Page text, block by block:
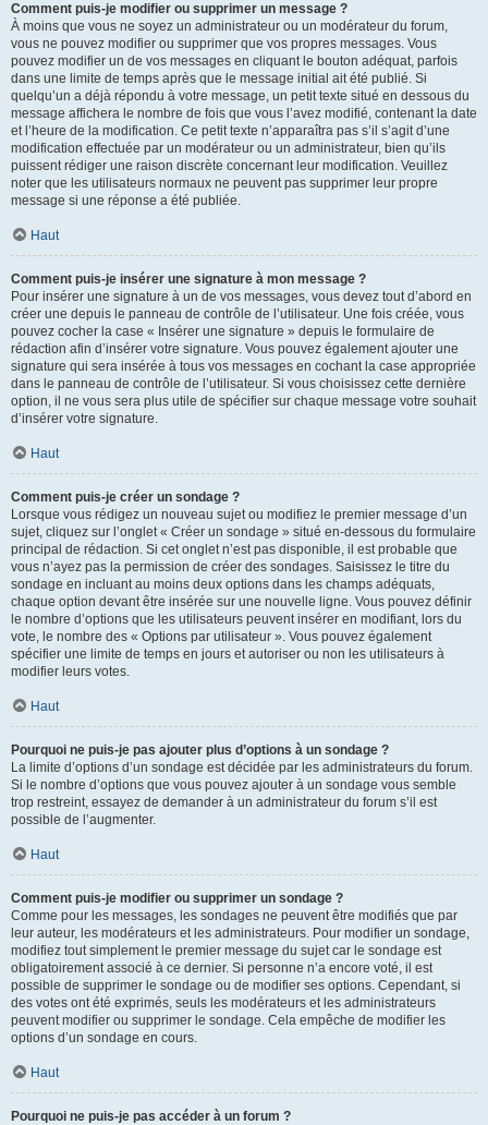
Comment puis-je modifier ou supprimer un message ?
À moins que vous ne soyez un administrateur ou un modérateur du forum,
vous ne pouvez modifier ou supprimer que vos propres messages. Vous
pouvez modifier un de vos messages en cliquant le bouton adéquat, parfois
dans une limite de temps après que le message initial ait été publié. Si
quelqu’un a déjà répondu à votre message, un petit texte situé en dessous du
message affichera le nombre de fois que vous l’avez modifié, contenant la date
et l’heure de la modification. Ce petit texte n’apparaîtra pas s’il s’agit d’une
modification effectuée par un modérateur ou un administrateur, bien qu’ils
puissent rédiger une raison discrète concernant leur modification. Veuillez
noter que les utilisateurs normaux ne peuvent pas supprimer leur propre
message si une réponse a été publiée.
Haut
Comment puis-je insérer une signature à mon message ?
Pour insérer une signature à un de vos messages, vous devez tout d’abord en
créer une depuis le panneau de contrôle de l’utilisateur. Une fois créée, vous
pouvez cocher la case « Insérer une signature » depuis le formulaire de
rédaction afin d’insérer votre signature. Vous pouvez également ajouter une
signature qui sera insérée à tous vos messages en cochant la case appropriée
dans le panneau de contrôle de l’utilisateur. Si vous choisissez cette dernière
option, il ne vous sera plus utile de spécifier sur chaque message votre souhait
d’insérer votre signature.
Haut
Comment puis-je créer un sondage ?
Lorsque vous rédigez un nouveau sujet ou modifiez le premier message d’un
sujet, cliquez sur l’onglet « Créer un sondage » situé en-dessous du formulaire
principal de rédaction. Si cet onglet n’est pas disponible, il est probable que
vous n’ayez pas la permission de créer des sondages. Saisissez le titre du
sondage en incluant au moins deux options dans les champs adéquats,
chaque option devant être insérée sur une nouvelle ligne. Vous pouvez définir
le nombre d’options que les utilisateurs peuvent insérer en modifiant, lors du
vote, le nombre des « Options par utilisateur ». Vous pouvez également
spécifier une limite de temps en jours et autoriser ou non les utilisateurs à
modifier leurs votes.
Haut
Pourquoi ne puis-je pas ajouter plus d’options à un sondage ?
La limite d’options d’un sondage est décidée par les administrateurs du forum.
Si le nombre d’options que vous pouvez ajouter à un sondage vous semble
trop restreint, essayez de demander à un administrateur du forum s’il est
possible de l’augmenter.
Haut
Comment puis-je modifier ou supprimer un sondage ?
Comme pour les messages, les sondages ne peuvent être modifiés que par
leur auteur, les modérateurs et les administrateurs. Pour modifier un sondage,
modifiez tout simplement le premier message du sujet car le sondage est
obligatoirement associé à ce dernier. Si personne n’a encore voté, il est
possible de supprimer le sondage ou de modifier ses options. Cependant, si
des votes ont été exprimés, seuls les modérateurs et les administrateurs
peuvent modifier ou supprimer le sondage. Cela empêche de modifier les
options d’un sondage en cours.
Haut
Pourquoi ne puis-je pas accéder à un forum ?